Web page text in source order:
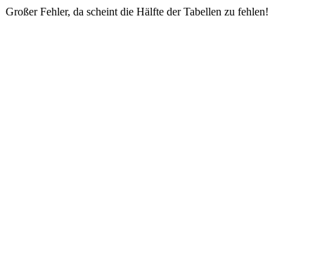
Großer Fehler, da scheint die Hälfte der Tabellen zu fehlen!